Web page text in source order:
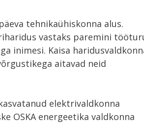
tehnikaühiskonna alus.
vastaks paremini
inimesi. Kaisa
aitavad neid
elektrivaldkonna
OSKA energeetika valdkonna